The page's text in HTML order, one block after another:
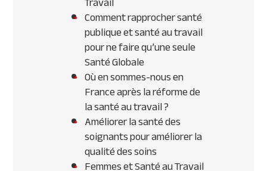
Comment rapprocher santé
publique et santé au travail
pour ne faire qu’une seule
Santé Globale
Où en sommes-nous en
France après la réforme de
la santé au travail ?
Améliorer la santé des
soignants pour améliorer la
qualité des soins
Femmes et Santé au Travail